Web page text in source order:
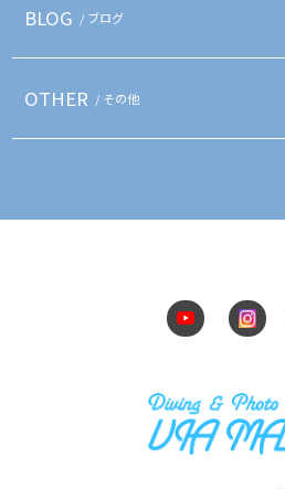
BLOG / ブログ
OTHER / その他